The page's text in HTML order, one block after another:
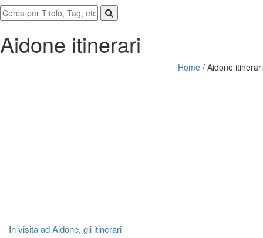
Aidone itinerari
Home / Aidone itinerari
In visita ad Aidone, gli itinerari